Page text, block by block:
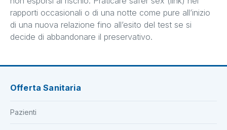
rapporti occasionali o di una notte come pure all’inizio
di una nuova relazione fino all’esito del test se si
decide di abbandonare il preservativo.
Offerta Sanitaria
Pazienti